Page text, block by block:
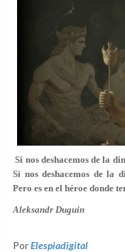
Si nos deshacemos de la
Si nos deshacemos de la
Pero es en el héroe donde
Aleksandr Duguin
PorElespiadigital